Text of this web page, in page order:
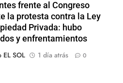
frente al Congreso
la protesta contra la Ley
Privada: hubo
y enfrentamientos
EL SOL
1 día atrás 0